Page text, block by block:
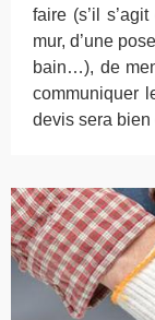
faire (s’il
mur, d’une
bain…), de
communiquer
devis sera bien